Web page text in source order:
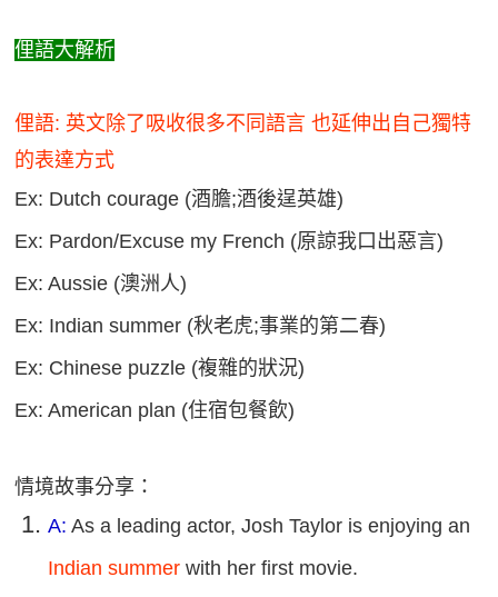
俚語大解析
俚語: 英文除了吸收很多不同語言 也延伸出自己獨特
的表達方式
Ex: Dutch courage (酒膽;酒後逞英雄)
Ex: Pardon/Excuse my French (原諒我口出惡言)
Ex: Aussie (澳洲人)
Ex: Indian summer (秋老虎;事業的第二春)
Ex: Chinese puzzle (複雜的狀況)
Ex: American plan (住宿包餐飲)
情境故事分享：
A: As a leading actor, Josh Taylor is enjoying an
Indian summer with her first movie.